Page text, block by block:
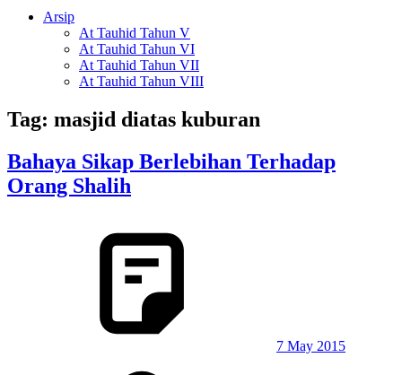
Arsip
At Tauhid Tahun V
At Tauhid Tahun VI
At Tauhid Tahun VII
At Tauhid Tahun VIII
Tag: masjid diatas kuburan
Bahaya Sikap Berlebihan Terhadap
Orang Shalih
7 May 2015